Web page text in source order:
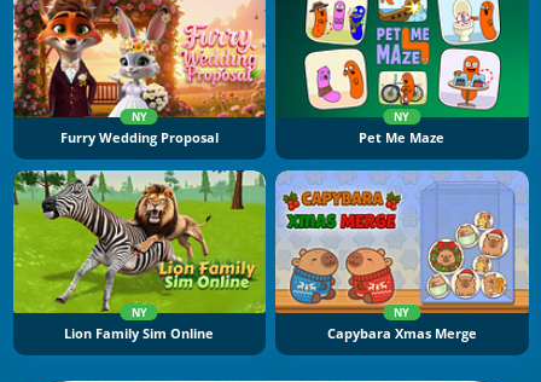
NY
Furry Wedding Proposal
NY
Pet Me Maze
NY
Lion Family Sim Online
NY
Capybara Xmas Merge